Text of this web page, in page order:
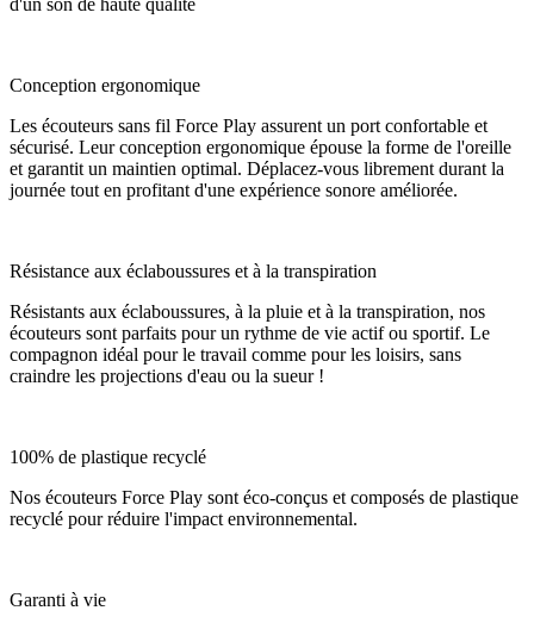
Conception ergonomique
Les écouteurs sans fil Force Play assurent un port confortable et
sécurisé. Leur conception ergonomique épouse la forme de l'oreille
et garantit un maintien optimal. Déplacez-vous librement durant la
journée tout en profitant d'une expérience sonore améliorée.
Résistance aux éclaboussures et à la transpiration
Résistants aux éclaboussures, à la pluie et à la transpiration, nos
écouteurs sont parfaits pour un rythme de vie actif ou sportif. Le
compagnon idéal pour le travail comme pour les loisirs, sans
craindre les projections d'eau ou la sueur !
100% de plastique recyclé
Nos écouteurs Force Play sont éco-conçus et composés de plastique
recyclé pour réduire l'impact environnemental.
Garanti à vie